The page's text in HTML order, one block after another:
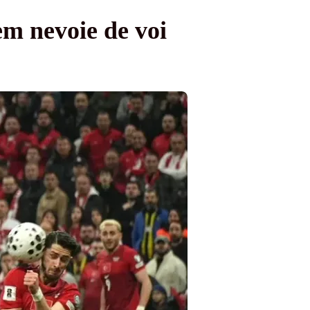
nevoie de voi